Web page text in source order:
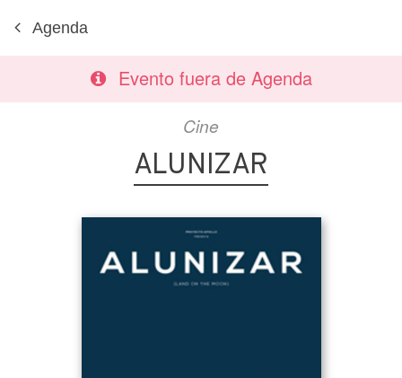
Agenda
Evento fuera de Agenda
Cine
ALUNIZAR